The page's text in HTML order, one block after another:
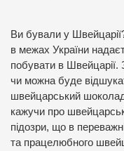
Ви бували у
в межах України
побувати в Швейцарії.
чи можна буде
швейцарський
кажучи про
підозри, що в
та працелюбного